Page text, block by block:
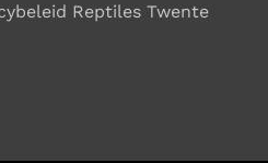
Reptiles Twente